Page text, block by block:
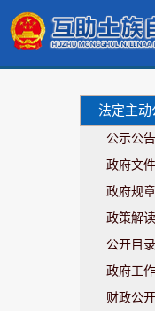
法定主动
公示公告
政府文件
政府规章
政策解读
公开目录
政府工
财政公开